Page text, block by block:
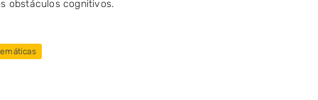
obstáculos cognitivos.